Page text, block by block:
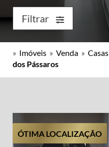
Filtrar
» Imóveis » Venda » Casas
dos Pássaros
ÓTIMA LOCALIZAÇÃO